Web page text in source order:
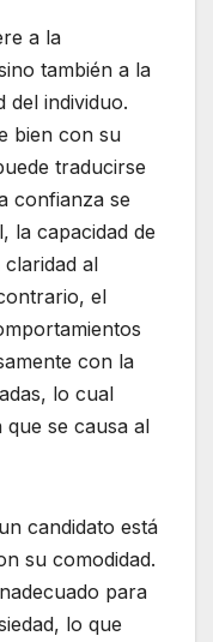
a la
también a la
del individuo.
bien con su
traducirse
confianza se
la capacidad de
al
el
con la
lo cual
se causa al
candidato está
su comodidad.
para
lo que